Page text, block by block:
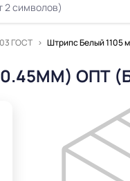
2 символов)
ГОСТ Штрипс Белый 1105
ОПТ